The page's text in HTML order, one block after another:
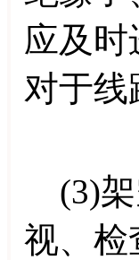
应及
对于
(3)架
视、检